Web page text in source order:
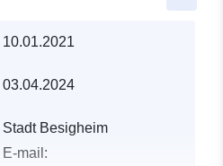
10.01.2021
03.04.2024
Stadt Besigheim
E-mail: